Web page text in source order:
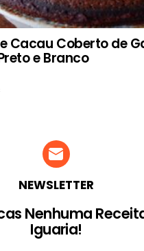
Cacau Coberto de
e Branco
NEWSLETTER
Nenhuma
Iguaria!